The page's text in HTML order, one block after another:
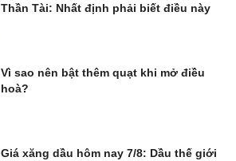
Thần Tài: Nhất định phải biết điều này
Vì sao nên bật thêm quạt khi mở điều
hoà?
Giá xăng dầu hôm nay 7/8: Dầu thế giới